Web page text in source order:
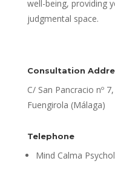
well-being, providing
judgmental space.
Consultation
C/ San Pancracio nº
Fuengirola (Málaga)
Telephone
Mind Calma